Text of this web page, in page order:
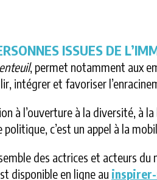
ISSUES DE
, permet notamment aux
intégrer et favoriser
à l’ouverture à la diversité, à
politique, c’est un appel à la
des actrices et acteurs
disponible en ligne au